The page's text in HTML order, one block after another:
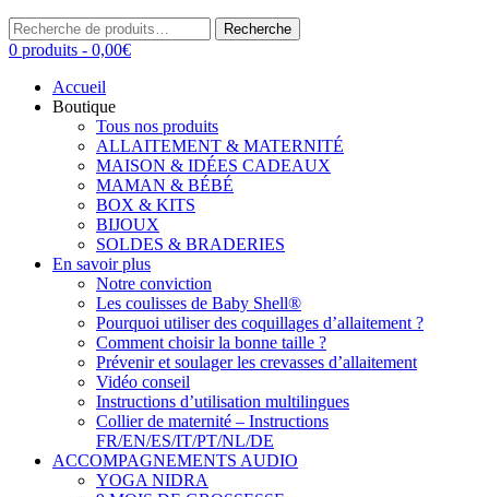
Recherche
pour :
Recherche
0 produits - 0,00€
Accueil
Boutique
Tous nos produits
ALLAITEMENT & MATERNITÉ
MAISON & IDÉES CADEAUX
MAMAN & BÉBÉ
BOX & KITS
BIJOUX
SOLDES & BRADERIES
En savoir plus
Notre conviction
Les coulisses de Baby Shell®
Pourquoi utiliser des coquillages d’allaitement ?
Comment choisir la bonne taille ?
Prévenir et soulager les crevasses d’allaitement
Vidéo conseil
Instructions d’utilisation multilingues
Collier de maternité – Instructions
FR/EN/ES/IT/PT/NL/DE
ACCOMPAGNEMENTS AUDIO
YOGA NIDRA